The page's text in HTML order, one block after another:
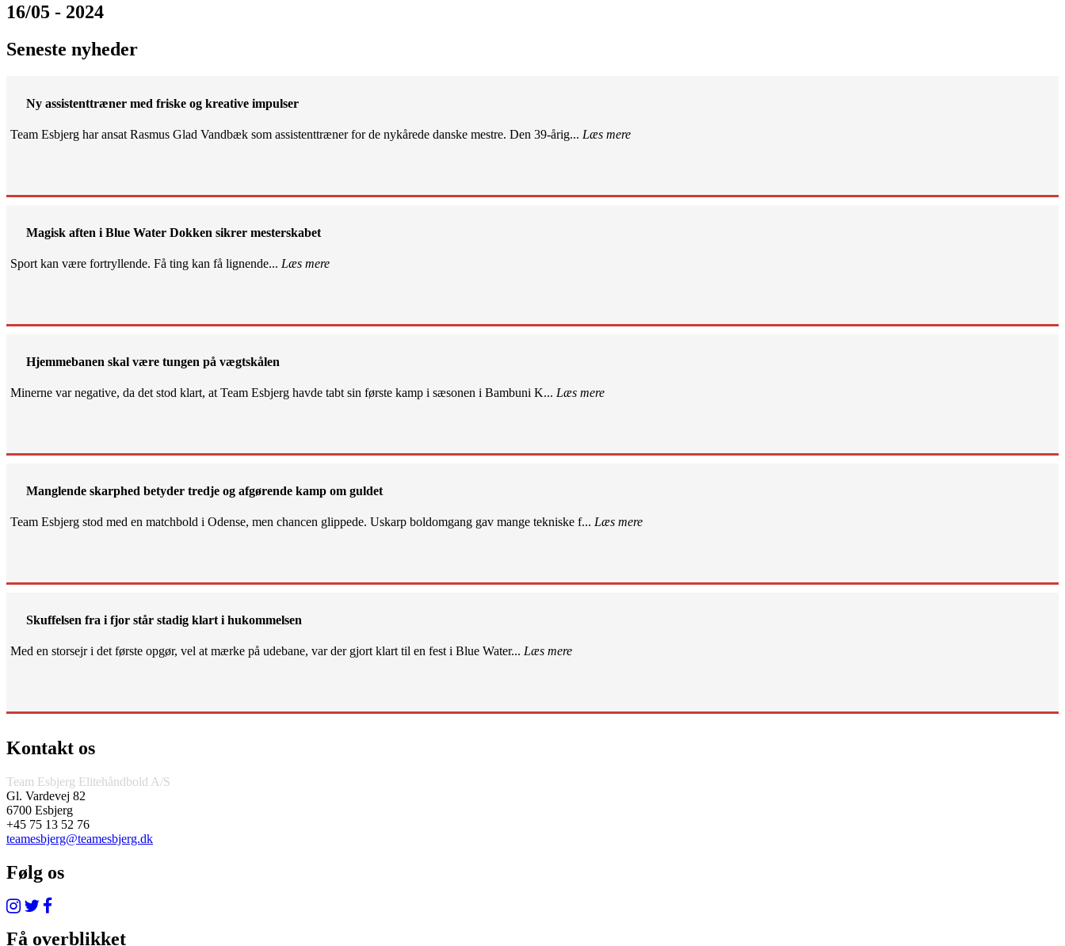
16/05 - 2024
Seneste nyheder
Ny assistenttræner med friske og kreative impulser
Team Esbjerg har ansat Rasmus Glad Vandbæk som assistenttræner for de nykårede danske mestre. Den 39-årig... Læs mere
Magisk aften i Blue Water Dokken sikrer mesterskabet
Sport kan være fortryllende. Få ting kan få lignende... Læs mere
Hjemmebanen skal være tungen på vægtskålen
Minerne var negative, da det stod klart, at Team Esbjerg havde tabt sin første kamp i sæsonen i Bambuni K... Læs mere
Manglende skarphed betyder tredje og afgørende kamp om guldet
Team Esbjerg stod med en matchbold i Odense, men chancen glippede. Uskarp boldomgang gav mange tekniske f... Læs mere
Skuffelsen fra i fjor står stadig klart i hukommelsen
Med en storsejr i det første opgør, vel at mærke på udebane, var der gjort klart til en fest i Blue Water... Læs mere
Kontakt os
Team Esbjerg Elitehåndbold A/S
Gl. Vardevej 82
6700 Esbjerg
+45 75 13 52 76
teamesbjerg@teamesbjerg.dk
Følg os
Få overblikket